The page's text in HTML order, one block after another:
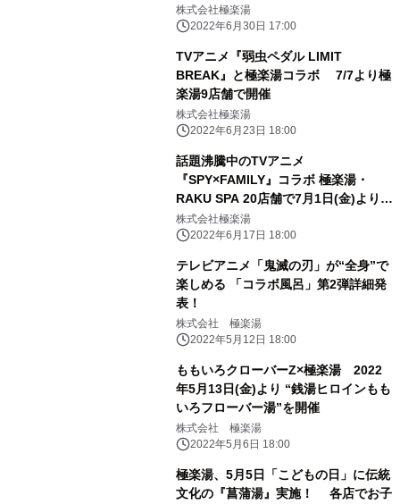
ア)』からシェリルとランカの2人と、
『マクロスΔ(デルタ)』からワルキュ
株式会社極楽湯
2022年6月30日 17:00
TVアニメ『弱虫ペダル LIMIT
BREAK』と極楽湯コラボ 7/7より極
楽湯9店舗で開催
株式会社極楽湯
2022年6月23日 18:00
話題沸騰中のTVアニメ
『SPY×FAMILY』コラボ 極楽湯・
RAKU SPA 20店舗で7月1日(金)より開
催決定！
株式会社極楽湯
2022年6月17日 18:00
テレビアニメ「鬼滅の刃」が“全身”で
楽しめる 「コラボ風呂」第2弾詳細発
表！
株式会社 極楽湯
2022年5月12日 18:00
ももいろクローバーZ×極楽湯 2022
年5月13日(金)より “銭湯ヒロインもも
いろフローバー湯”を開催
株式会社 極楽湯
2022年5月6日 18:00
極楽湯、5月5日「こどもの日」に伝統
文化の『菖蒲湯』実施！ 各店でお子